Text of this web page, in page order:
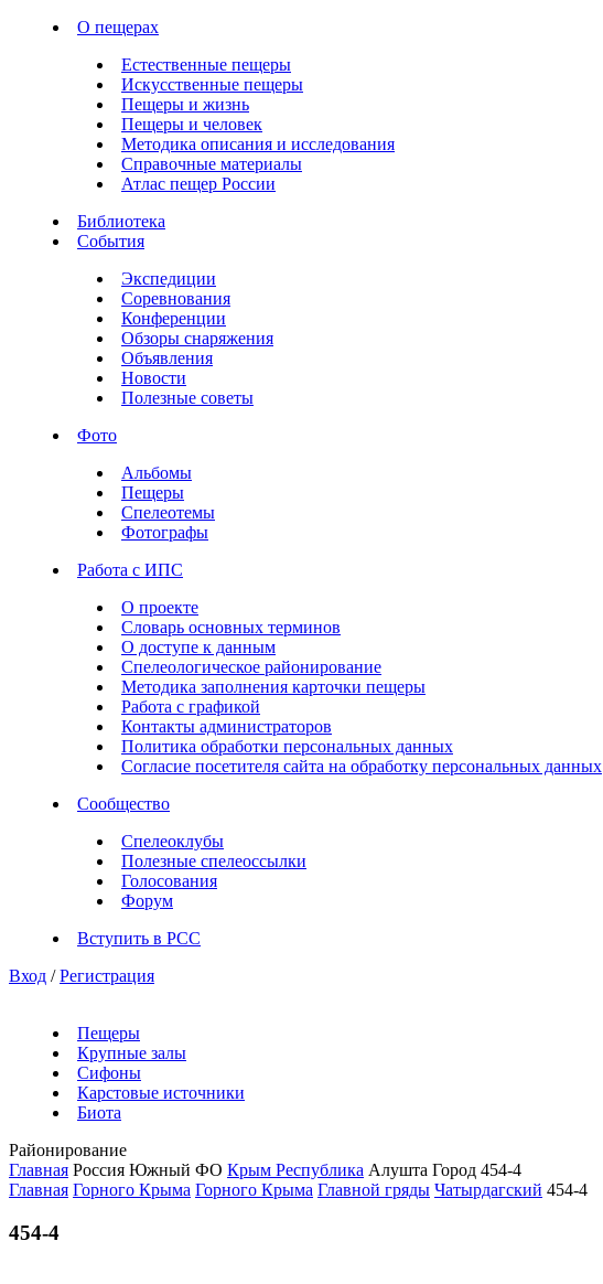
О пещерах
Естественные пещеры
Искусственные пещеры
Пещеры и жизнь
Пещеры и человек
Методика описания и исследования
Справочные материалы
Атлас пещер России
Библиотека
События
Экспедиции
Соревнования
Конференции
Обзоры снаряжения
Объявления
Новости
Полезные советы
Фото
Альбомы
Пещеры
Спелеотемы
Фотографы
Работа с ИПС
О проекте
Словарь основных терминов
О доступе к данным
Спелеологическое районирование
Методика заполнения карточки пещеры
Работа с графикой
Контакты администраторов
Политика обработки персональных данных
Согласие посетителя сайта на обработку персональных данных
Сообщество
Спелеоклубы
Полезные спелеоссылки
Голосования
Форум
Вступить в РСС
Вход / Регистрация
Пещеры
Крупные залы
Сифоны
Карстовые источники
Биота
Районирование
Главная Россия Южный ФО Крым Республика Алушта Город 454-4
Главная Горного Крыма Горного Крыма Главной гряды Чатырдагский 454-4
454-4